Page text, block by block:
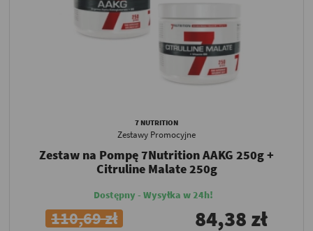
7 NUTRITION
Zestawy Promocyjne
Zestaw na Pompę 7Nutrition AAKG 250g +
Citruline Malate 250g
Dostępny - Wysyłka w 24h!
110,69 zł 84,38 zł